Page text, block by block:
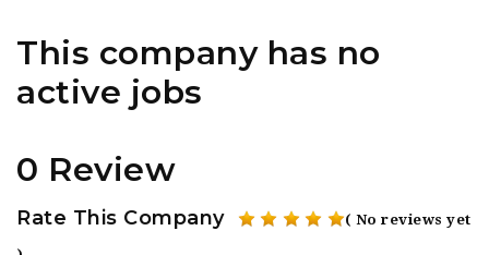
This company has no
active jobs
0 Review
Rate This Company ( No reviews yet